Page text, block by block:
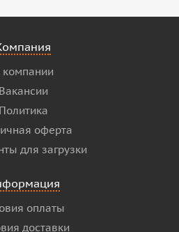
компании
Вакансии
Политика
оферта
для загрузки
оплаты
доставки